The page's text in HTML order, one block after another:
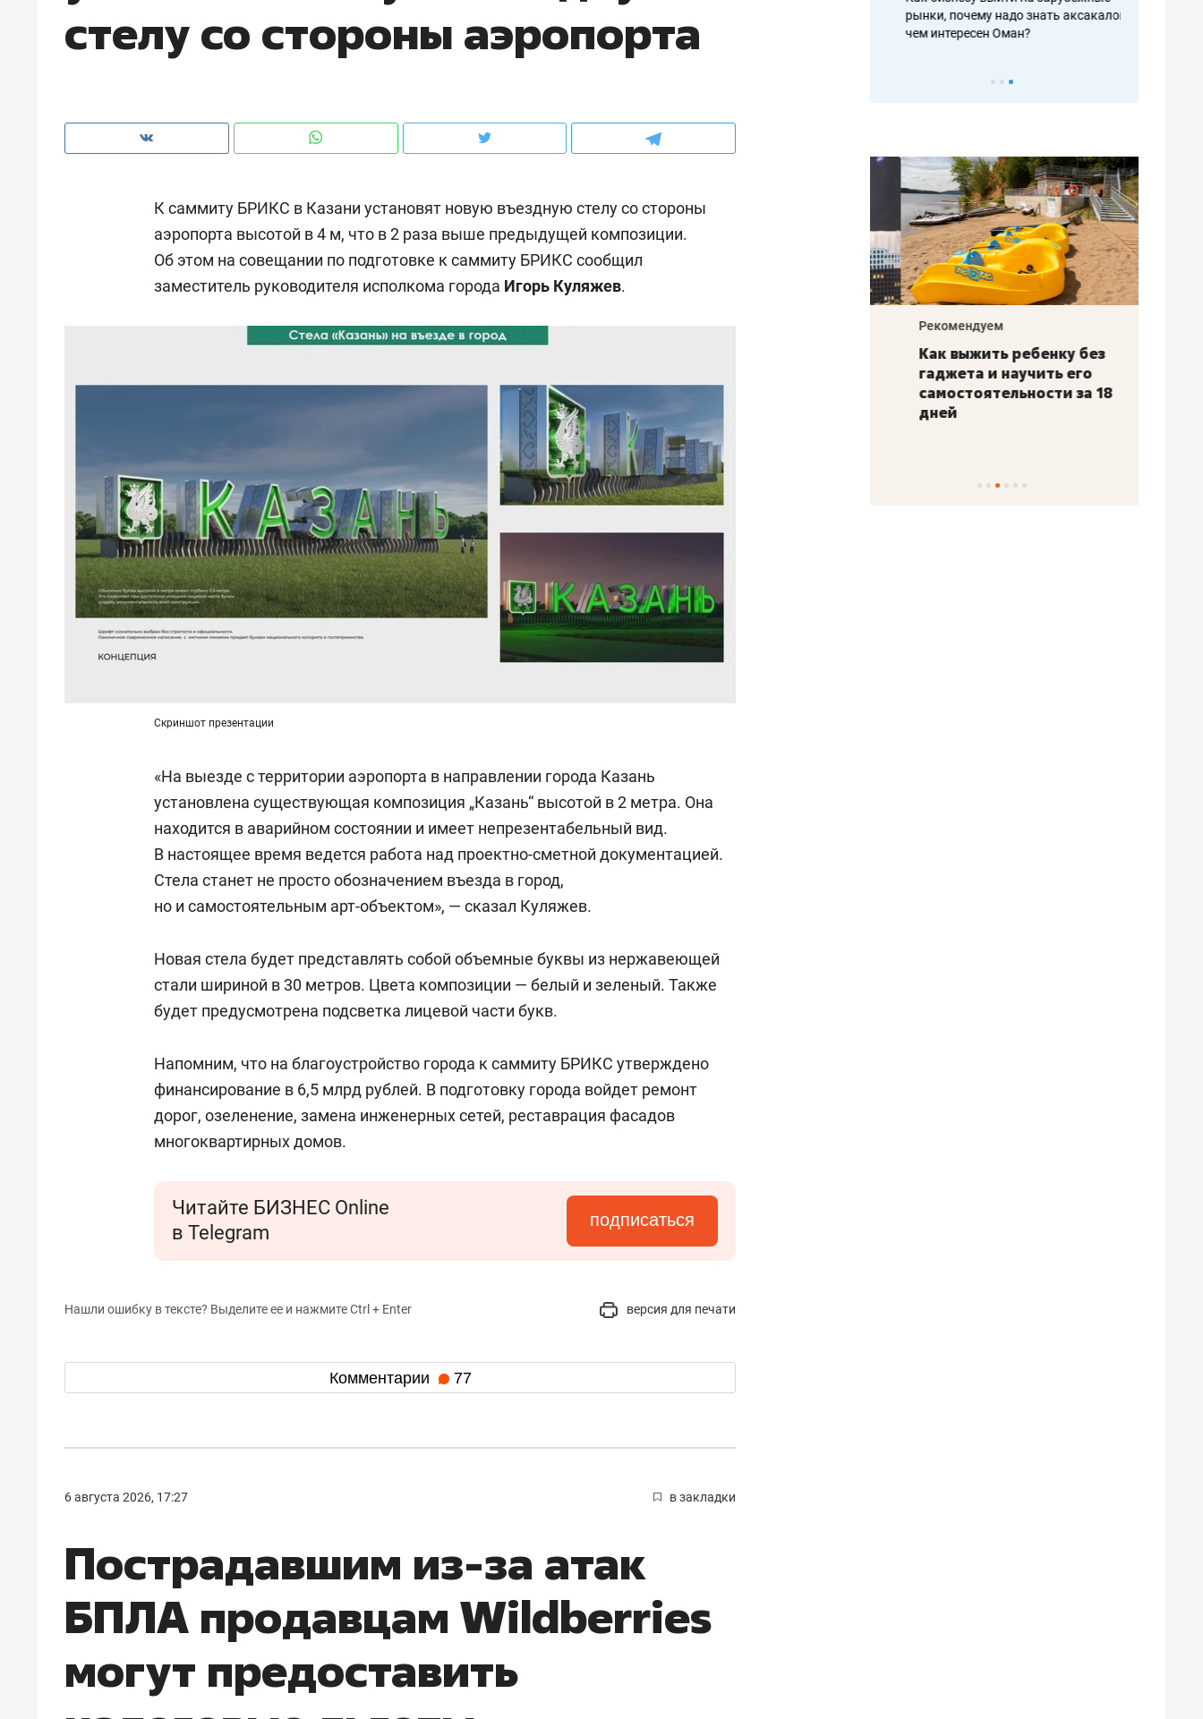
стелу со стороны аэропорта
К саммиту БРИКС в Казани установят новую въездную стелу со стороны
аэропорта высотой в 4 м, что в 2 раза выше предыдущей композиции.
Об этом на совещании по подготовке к саммиту БРИКС сообщил
заместитель руководителя исполкома города Игорь Куляжев.
Скриншот презентации
«На выезде с территории аэропорта в направлении города Казань
установлена существующая композиция „Казань“ высотой в 2 метра. Она
находится в аварийном состоянии и имеет непрезентабельный вид.
В настоящее время ведется работа над проектно-сметной документацией.
Стела станет не просто обозначением въезда в город,
но и самостоятельным арт-объектом», — сказал Куляжев.
Новая стела будет представлять собой объемные буквы из нержавеющей
стали шириной в 30 метров. Цвета композиции — белый и зеленый. Также
будет предусмотрена подсветка лицевой части букв.
Напомним, что на благоустройство города к саммиту БРИКС утверждено
финансирование в 6,5 млрд рублей. В подготовку города войдет ремонт
дорог, озеленение, замена инженерных сетей, реставрация фасадов
многоквартирных домов.
Читайте БИЗНЕС Online
в Telegram
подписаться
Нашли ошибку в тексте? Выделите ее и нажмите Ctrl + Enter версия для печати
Комментарии 77
6 августа 2026, 17:27 в закладки
Пострадавшим из-за атак
БПЛА продавцам Wildberries
могут предоставить
чем интересен Оман?
клиентах и чудных запросах мастеров налогах и развитии без кредитов
рынки, почему надо знать аксакалов и
чем интересен Оман?
стал Меккой для любителей
Рекомендуем
когда человек не считает
с мебелью за 2 миллиона –
для меня это челлендж!»
Рекомендуем
Как выжить ребенку без
гаджета и научить его
самостоятельности за 18
дней